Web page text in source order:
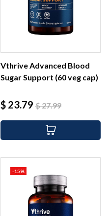
Vthrive Advanced Blood
Sugar Support (60 veg cap)
Precio
$ 23.79 Precio
$ 27.99
-15%